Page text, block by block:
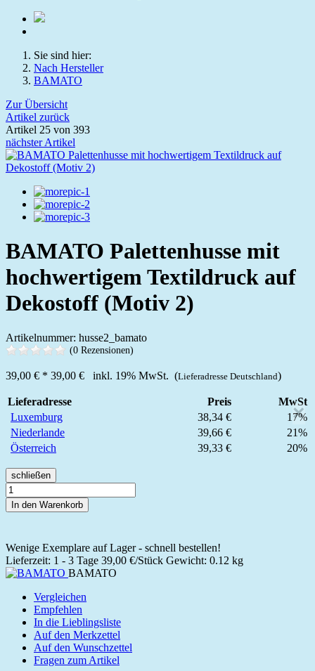
Sie sind hier:
Nach Hersteller
BAMATO
Zur Übersicht
Artikel zurück
Artikel 25 von 393
nächster Artikel
BAMATO Palettenhusse mit
hochwertigem Textildruck auf
Dekostoff (Motiv 2)
Artikelnummer: husse2_bamato
(0 Rezensionen)
39,00 € * 39,00 € inkl. 19% MwSt. (Lieferadresse Deutschland)
×
Lieferadresse Preis
MwSt
Luxemburg
38,34 €
17%
Niederlande
39,66 €
21%
Österreich
39,33 € 20%
schließen
In den Warenkorb
Wenige Exemplare auf Lager - schnell bestellen!
Lieferzeit: 1 - 3 Tage 39,00 €/Stück Gewicht: 0.12 kg
BAMATO
Vergleichen
Empfehlen
In die Lieblingsliste
Auf den Merkzettel
Auf den Wunschzettel
Fragen zum Artikel